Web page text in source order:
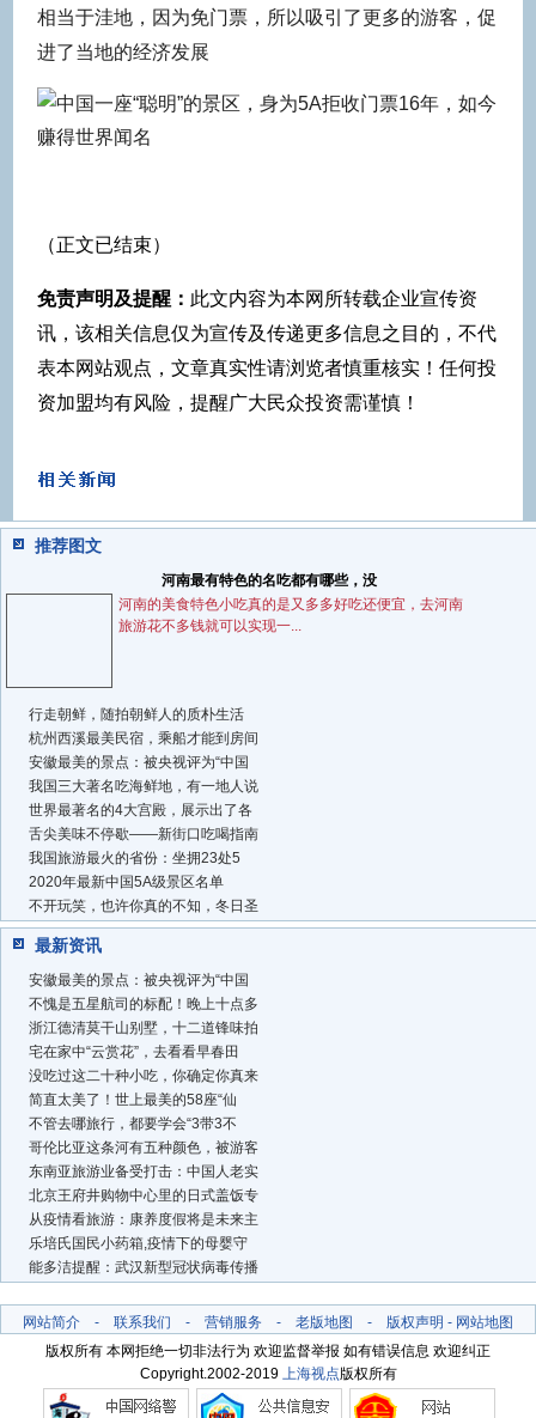
相当于洼地，因为免门票，所以吸引了更多的游客，促
进了当地的经济发展
（正文已结束）
免责声明及提醒： 此文内容为本网所转载企业宣传资
讯，该相关信息仅为宣传及传递更多信息之目的，不代
表本网站观点，文章真实性请浏览者慎重核实！任何投
资加盟均有风险，提醒广大民众投资需谨慎！
推荐图文
河南最有特色的名吃都有哪些，没
河南的美食特色小吃真的是又多多好吃还便宜，去河南
旅游花不多钱就可以实现一...
行走朝鲜，随拍朝鲜人的质朴生活
杭州西溪最美民宿，乘船才能到房间
安徽最美的景点：被央视评为“中国
我国三大著名吃海鲜地，有一地人说
世界最著名的4大宫殿，展示出了各
舌尖美味不停歇——新街口吃喝指南
我国旅游最火的省份：坐拥23处5
2020年最新中国5A级景区名单
不开玩笑，也许你真的不知，冬日圣
最新资讯
安徽最美的景点：被央视评为“中国
不愧是五星航司的标配！晚上十点多
浙江德清莫干山别墅，十二道锋味拍
宅在家中“云赏花”，去看看早春田
没吃过这二十种小吃，你确定你真来
简直太美了！世上最美的58座“仙
不管去哪旅行，都要学会“3带3不
哥伦比亚这条河有五种颜色，被游客
东南亚旅游业备受打击：中国人老实
北京王府井购物中心里的日式盖饭专
从疫情看旅游：康养度假将是未来主
乐培氏国民小药箱,疫情下的母婴守
能多洁提醒：武汉新型冠状病毒传播
网站简介 - 联系我们 - 营销服务 - 老版地图 - 版权声明 - 网站地图
版权所有 本网拒绝一切非法行为 欢迎监督举报 如有错误信息 欢迎纠正
Copyright.2002-2019
上海视点版权所有